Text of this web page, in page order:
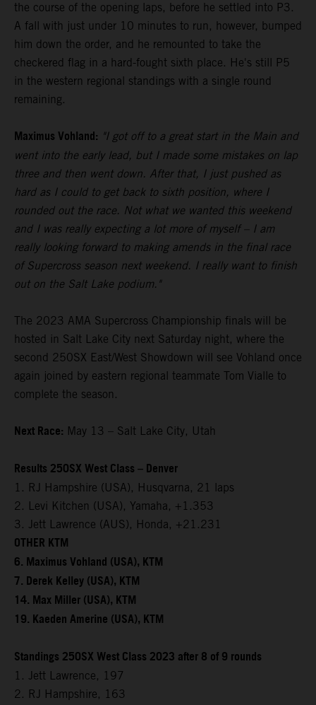
the course of the opening laps, before he settled into P3.
A fall with just under 10 minutes to run, however, bumped
him down the order, and he remounted to take the
checkered flag in a hard-fought sixth place. He's still P5
in the western regional standings with a single round
remaining.
Maximus Vohland: "I got off to a great start in the Main and
went into the early lead, but I made some mistakes on lap
three and then went down. After that, I just pushed as
hard as I could to get back to sixth position, where I
rounded out the race. Not what we wanted this weekend
and I was really expecting a lot more of myself – I am
really looking forward to making amends in the final race
of Supercross season next weekend. I really want to finish
out on the Salt Lake podium."
The 2023 AMA Supercross Championship finals will be
hosted in Salt Lake City next Saturday night, where the
second 250SX East/West Showdown will see Vohland once
again joined by eastern regional teammate Tom Vialle to
complete the season.
Next Race: May 13 – Salt Lake City, Utah
Results 250SX West Class – Denver
1. RJ Hampshire (USA), Husqvarna, 21 laps
2. Levi Kitchen (USA), Yamaha, +1.353
3. Jett Lawrence (AUS), Honda, +21.231
OTHER KTM
6. Maximus Vohland (USA), KTM
7. Derek Kelley (USA), KTM
14. Max Miller (USA), KTM
19. Kaeden Amerine (USA), KTM
Standings 250SX West Class 2023 after 8 of 9 rounds
1. Jett Lawrence, 197
2. RJ Hampshire, 163